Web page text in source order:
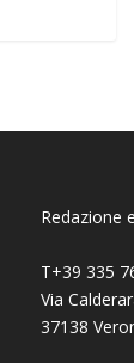
Redazione
T+39 335
Via
37138